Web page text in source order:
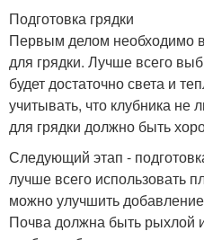
Подготовка грядки
Первым делом необходимо
для грядки. Лучше всего
будет достаточно света и
учитывать, что клубника не
для грядки должно быть
Следующий этап -
лучше всего использовать
можно улучшить
Почва должна быть рыхлой